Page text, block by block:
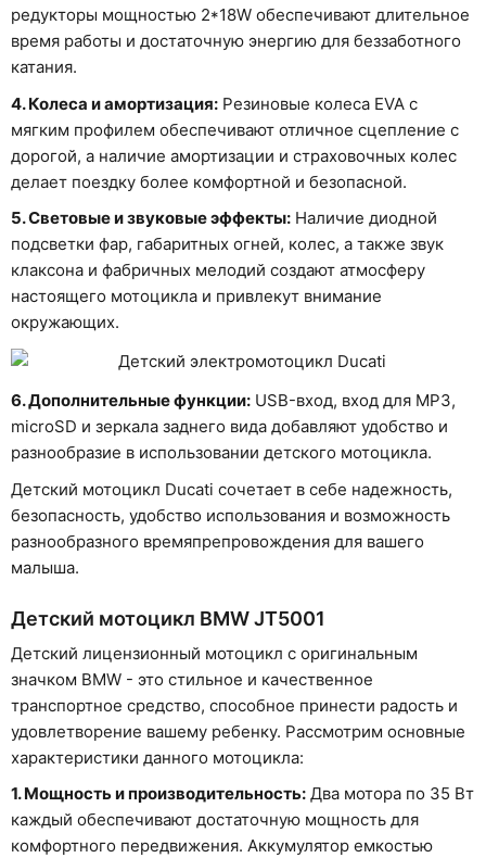
редукторы мощностью 2*18W обеспечивают длительное
время работы и достаточную энергию для беззаботного
катания.
4. Колеса и амортизация: Резиновые колеса EVA с
мягким профилем обеспечивают отличное сцепление с
дорогой, а наличие амортизации и страховочных колес
делает поездку более комфортной и безопасной.
5. Световые и звуковые эффекты: Наличие диодной
подсветки фар, габаритных огней, колес, а также звук
клаксона и фабричных мелодий создают атмосферу
настоящего мотоцикла и привлекут внимание
окружающих.
6. Дополнительные функции: USB-вход, вход для MP3,
microSD и зеркала заднего вида добавляют удобство и
разнообразие в использовании детского мотоцикла.
Детский мотоцикл Ducati сочетает в себе надежность,
безопасность, удобство использования и возможность
разнообразного времяпрепровождения для вашего
малыша.
Детский мотоцикл BMW JT5001
Детский лицензионный мотоцикл с оригинальным
значком BMW - это стильное и качественное
транспортное средство, способное принести радость и
удовлетворение вашему ребенку. Рассмотрим основные
характеристики данного мотоцикла:
1. Мощность и производительность: Два мотора по 35 Вт
каждый обеспечивают достаточную мощность для
комфортного передвижения. Аккумулятор емкостью